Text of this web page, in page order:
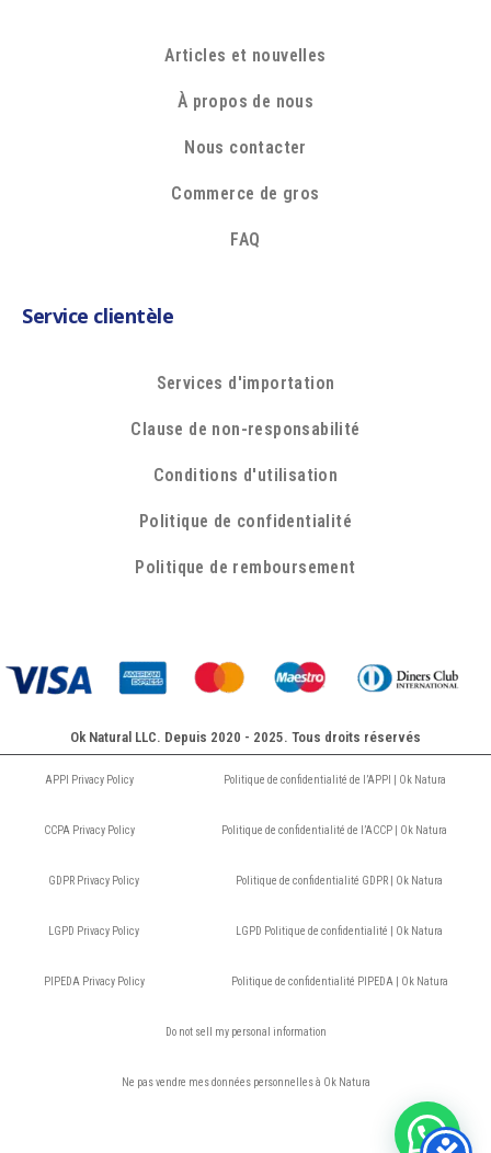
Articles et nouvelles
À propos de nous
Nous contacter
Commerce de gros
FAQ
Service clientèle
Services d'importation
Clause de non-responsabilité
Conditions d'utilisation
Politique de confidentialité
Politique de remboursement
Ok Natural LLC. Depuis 2020 - 2025. Tous droits réservés
APPI Privacy Policy Politique de confidentialité de l’APPI | Ok Natura
CCPA Privacy Policy Politique de confidentialité de l’ACCP | Ok Natura
GDPR Privacy Policy Politique de confidentialité GDPR | Ok Natura
LGPD Privacy Policy LGPD Politique de confidentialité | Ok Natura
PIPEDA Privacy Policy Politique de confidentialité PIPEDA | Ok Natura
Do not sell my personal information
Ne pas vendre mes données personnelles à Ok Natura